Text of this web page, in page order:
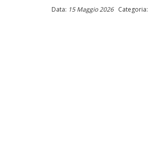
Data: 15 Maggio 2026Categoria: